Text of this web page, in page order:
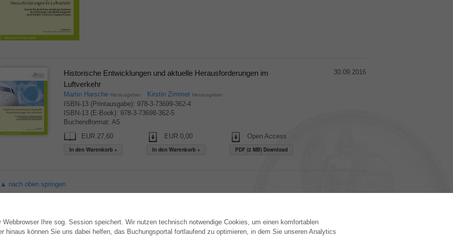
Ihre sog. Session speichert. Wir nutzen technisch notwendige Cookies, um einen komfortablen
hinaus können Sie uns dabei helfen, das Buchungsportal fortlaufend zu optimieren, in dem Sie unseren Analytics
Historische Entwicklungen und aktuelle Herausforderungen im
Luftverkehr
Martin Harsche Herausgeber Kirstin Zimmer Herausgeber
ISBN-13 (Printausgabe): 978-3-73699-362-4
ISBN-13 (E-Book): 978-3-73698-362-5
Buchendformat: A5
EUR 27,60
EUR 0,00 Open Access
PDF (2 MB) Download
30.09.2016
▲ nach oben springen
WEBSHOP AUTOR WERDEN VERLAG